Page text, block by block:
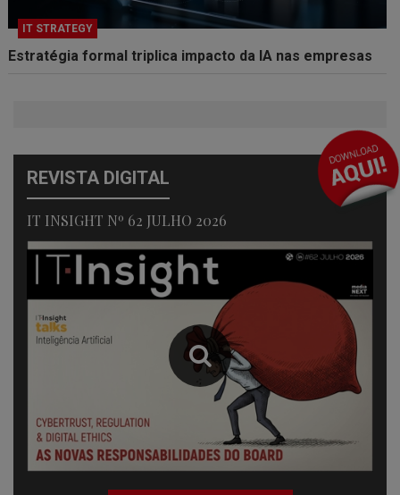
IT STRATEGY
Estratégia formal triplica impacto da IA nas empresas
REVISTA DIGITAL
IT INSIGHT Nº 62 JULHO 2026